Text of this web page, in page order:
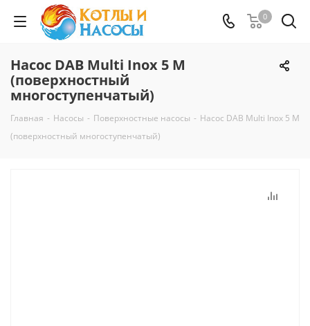
0
Насос DAB Multi Inox 5 M
(поверхностный
многоступенчатый)
Главная - Насосы - Поверхностные насосы - Насос DAB Multi Inox 5 M
(поверхностный многоступенчатый)